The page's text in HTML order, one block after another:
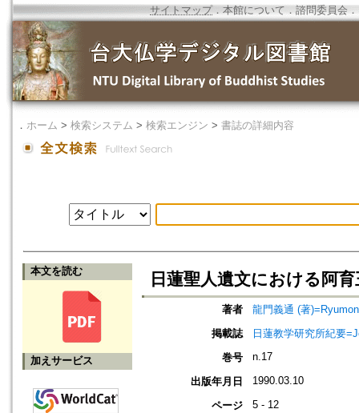
サイトマップ．本館について ． 諮問委員会 ．
． ホーム > 検索システム > 検索エンジン > 書誌の詳細内容
本文を読む
加えサービス
日蓮聖人遺文における阿
著者
龍門義通 (著
掲載誌
日蓮教学研究所紀要
巻号
n.17
出版年月日 1990.03.10
ページ 5 - 12